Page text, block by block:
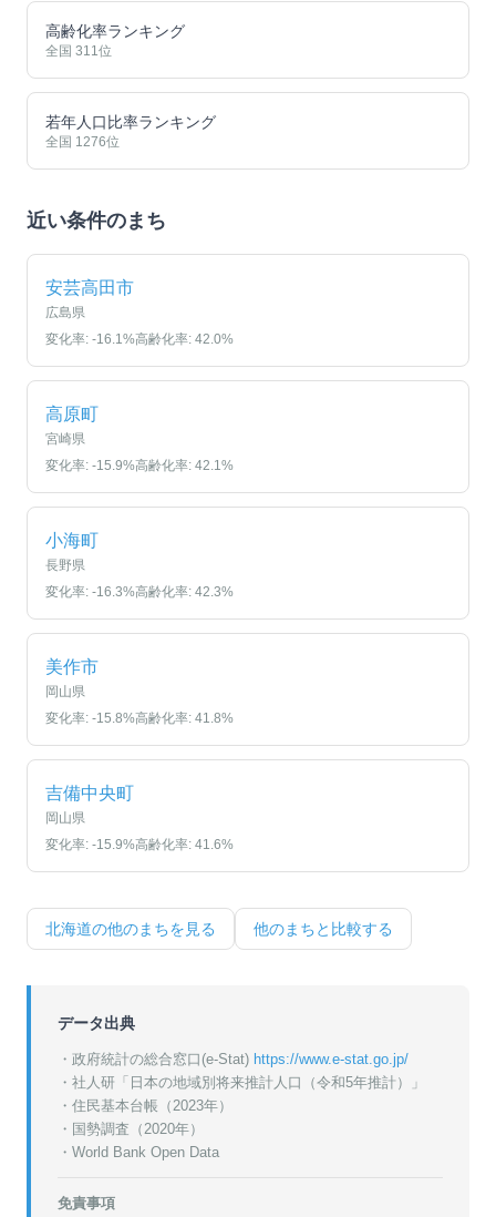
高齢化率ランキング
全国 311位
若年人口比率ランキング
全国 1276位
近い条件のまち
安芸高田市
広島県
変化率: -16.1%高齢化率: 42.0%
高原町
宮崎県
変化率: -15.9%高齢化率: 42.1%
小海町
長野県
変化率: -16.3%高齢化率: 42.3%
美作市
岡山県
変化率: -15.8%高齢化率: 41.8%
吉備中央町
岡山県
変化率: -15.9%高齢化率: 41.6%
北海道の他のまちを見る 他のまちと比較する
データ出典
・政府統計の総合窓口(e-Stat) https://www.e-stat.go.jp/
・ 社人研「日本の地域別将来推計人口（令和5年推計）」
・ 住民基本台帳（2023年）
・ 国勢調査（2020年）
・World Bank Open Data
免責事項